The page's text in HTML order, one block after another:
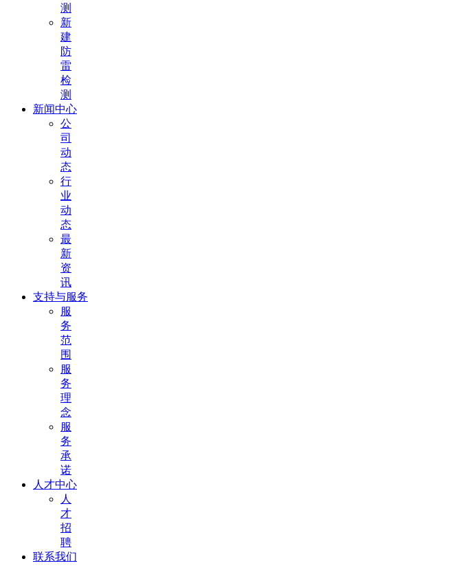
测
新
建
防
雷
检
测
新闻中心
公
司
动
态
行
业
动
态
最
新
资
讯
支持与服务
服
务
范
围
服
务
理
念
服
务
承
诺
人才中心
人
才
招
聘
联系我们